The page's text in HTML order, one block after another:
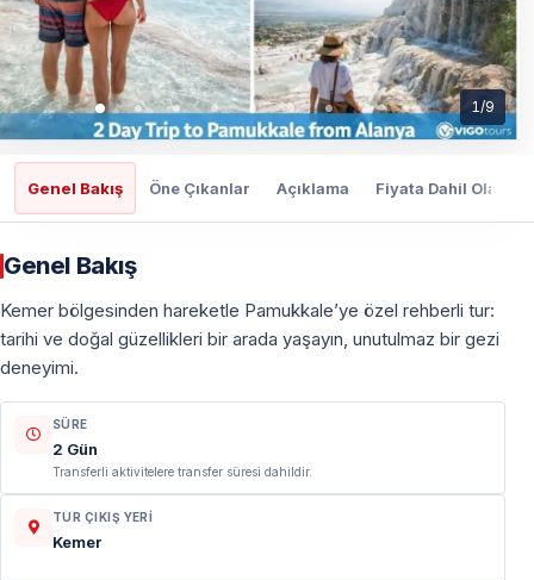
1/9
Genel Bakış Öne Çıkanlar Açıklama Fiyata Dahil Olanlar
Genel Bakış
Kemer bölgesinden hareketle Pamukkale’ye özel rehberli tur:
tarihi ve doğal güzellikleri bir arada yaşayın, unutulmaz bir gezi
deneyimi.
SÜRE
2 Gün
Transferli aktivitelere transfer süresi dahildir.
TUR ÇIKIŞ YERI
Kemer